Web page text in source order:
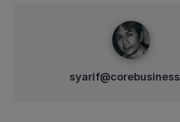
syarif@corebusiness